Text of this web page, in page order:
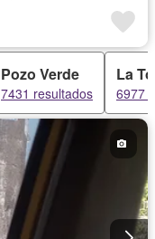
Pozo Verde
7431 resultados
La
6977